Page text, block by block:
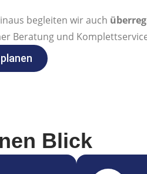
begleiten wir auch
Beratung und
Blick